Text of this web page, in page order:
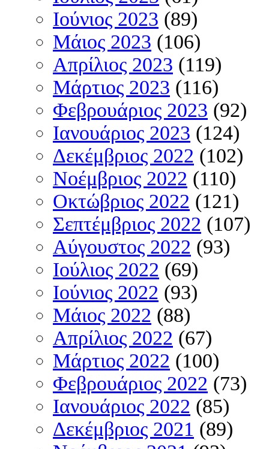
Ιούνιος 2023 (89)
Μάιος 2023 (106)
Απρίλιος 2023 (119)
Μάρτιος 2023 (116)
Φεβρουάριος 2023 (92)
Ιανουάριος 2023 (124)
Δεκέμβριος 2022 (102)
Νοέμβριος 2022 (110)
Οκτώβριος 2022 (121)
Σεπτέμβριος 2022 (107)
Αύγουστος 2022 (93)
Ιούλιος 2022 (69)
Ιούνιος 2022 (93)
Μάιος 2022 (88)
Απρίλιος 2022 (67)
Μάρτιος 2022 (100)
Φεβρουάριος 2022 (73)
Ιανουάριος 2022 (85)
Δεκέμβριος 2021 (89)